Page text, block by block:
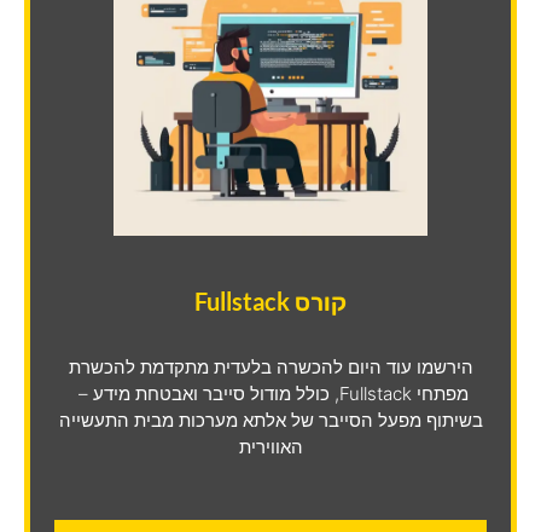
קורס Fullstack
הירשמו עוד היום להכשרה בלעדית מתקדמת להכשרת
מפתחי Fullstack, כולל מודול סייבר ואבטחת מידע –
בשיתוף מפעל הסייבר של אלתא מערכות מבית התעשייה
האווירית